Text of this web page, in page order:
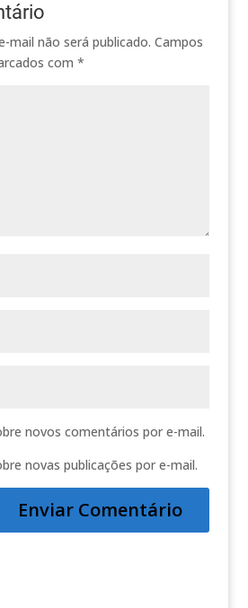
mail não será publicado. Campos
com *
novos comentários por e-mail.
novas publicações por e-mail.